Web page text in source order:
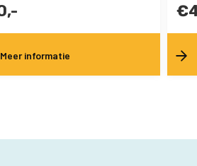
Meer informatie